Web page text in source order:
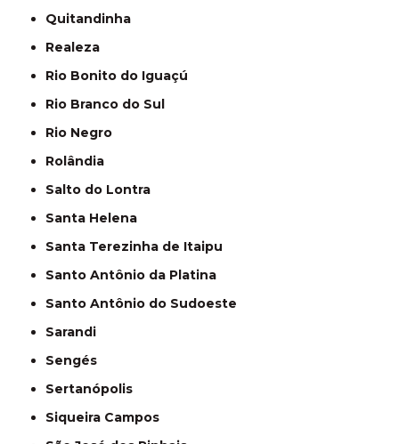
Quitandinha
Realeza
Rio Bonito do Iguaçú
Rio Branco do Sul
Rio Negro
Rolândia
Salto do Lontra
Santa Helena
Santa Terezinha de Itaipu
Santo Antônio da Platina
Santo Antônio do Sudoeste
Sarandi
Sengés
Sertanópolis
Siqueira Campos